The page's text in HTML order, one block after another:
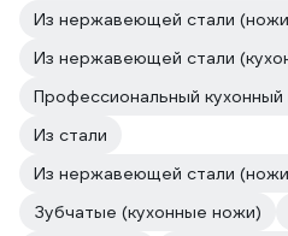
Из нержавеющей стали
Из нержавеющей стали
Профессиональный кухонный
Из стали
Зубчатые (кухонные ножи)